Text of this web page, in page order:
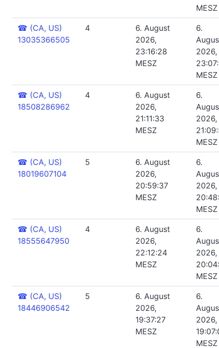
MESZ
☎ (CA, US)
13035366505
4
6. August
2026,
23:16:28
MESZ
6.
2026,
MESZ
☎ (CA, US)
18508286962
4
6. August
2026,
21:11:33
MESZ
6.
2026,
MESZ
☎ (CA, US)
18019607104
5
6. August
2026,
20:59:37
MESZ
6.
2026,
MESZ
☎ (CA, US)
18555647950
4
6. August
2026,
22:12:24
MESZ
6.
2026,
MESZ
☎ (CA, US)
18446906542
5
6. August
2026,
19:37:27
MESZ
6.
2026,
MESZ